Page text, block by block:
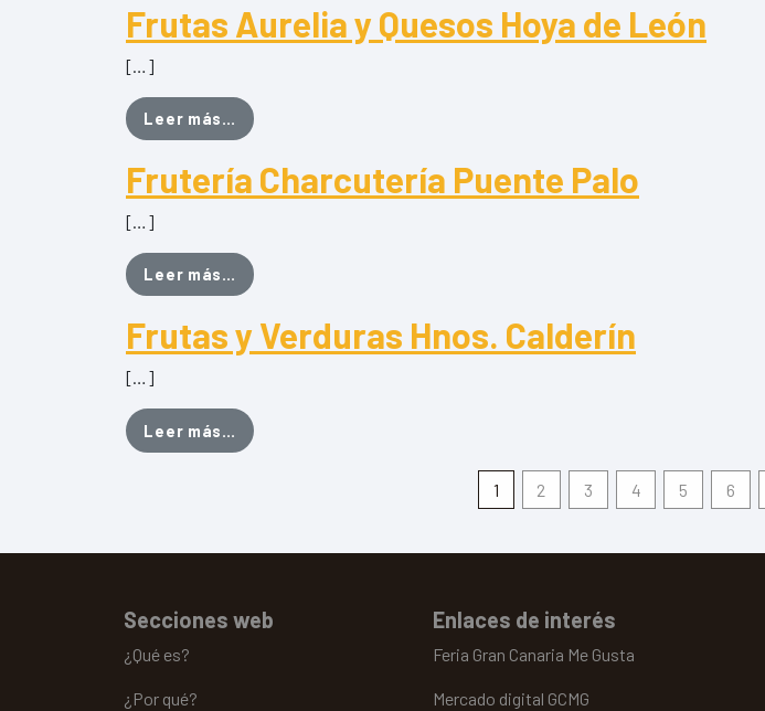
Frutas Aurelia y Quesos Hoya de León
[…]
Leer más… from Frutas Aurelia y Quesos Hoya de León
Frutería Charcutería Puente Palo
[…]
Leer más… from Frutería Charcutería Puente Palo
Frutas y Verduras Hnos. Calderín
[…]
Leer más… from Frutas y Verduras Hnos. Calderín
1 2 3 4 5 6
Secciones web
¿Qué es?
¿Por qué?
Enlaces de interés
Feria Gran Canaria Me Gusta
Mercado digital GCMG